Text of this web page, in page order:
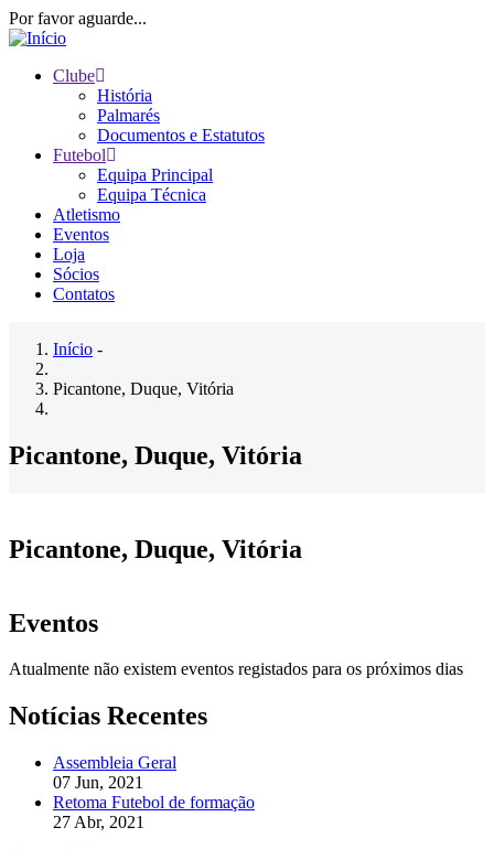
Passar
para
conteúdo
Por favor aguarde...
navigation
Clube
História
Palmarés
Documentos e Estatutos
Futebol
Equipa Principal
Equipa Técnica
Atletismo
Eventos
Loja
Sócios
Contatos
Navegação
estrutural
Início -
Picantone, Duque, Vitória
Picantone, Duque, Vitória
Picantone, Duque, Vitória
Eventos
Atualmente não existem eventos registados para os próximos dias
Notícias Recentes
Assembleia Geral
07 Jun, 2021
Retoma Futebol de formação
27 Abr, 2021